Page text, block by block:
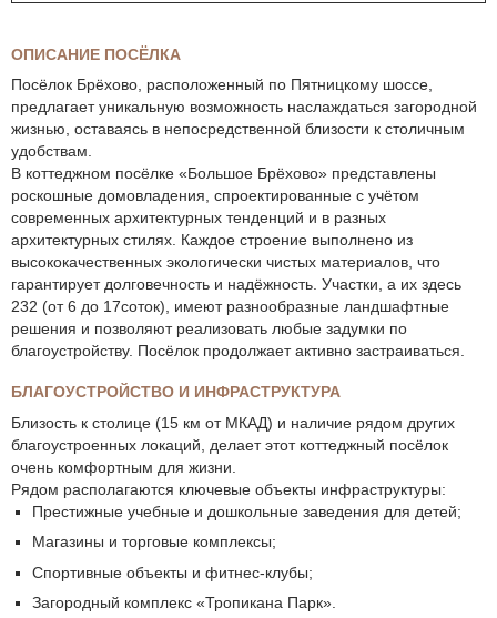
ОПИСАНИЕ ПОСЁЛКА
Посёлок Брёхово, расположенный по Пятницкому шоссе,
предлагает уникальную возможность наслаждаться загородной
жизнью, оставаясь в непосредственной близости к столичным
удобствам.
В коттеджном посёлке «Большое Брёхово» представлены
роскошные домовладения, спроектированные с учётом
современных архитектурных тенденций и в разных
архитектурных стилях. Каждое строение выполнено из
высококачественных экологически чистых материалов, что
гарантирует долговечность и надёжность. Участки, а их здесь
232 (от 6 до 17соток), имеют разнообразные ландшафтные
решения и позволяют реализовать любые задумки по
благоустройству. Посёлок продолжает активно застраиваться.
БЛАГОУСТРОЙСТВО И ИНФРАСТРУКТУРА
Близость к столице (15 км от МКАД) и наличие рядом других
благоустроенных локаций, делает этот коттеджный посёлок
очень комфортным для жизни.
Рядом располагаются ключевые объекты инфраструктуры:
Престижные учебные и дошкольные заведения для детей;
Магазины и торговые комплексы;
Спортивные объекты и фитнес-клубы;
Загородный комплекс «Тропикана Парк».